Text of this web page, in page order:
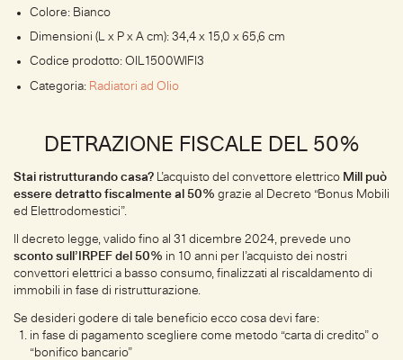
Colore: Bianco
Dimensioni (L x P x A cm): 34,4 x 15,0 x 65,6 cm
Codice prodotto: OIL1500WIFI3
Categoria: Radiatori ad Olio
DETRAZIONE FISCALE DEL 50%
Stai ristrutturando casa? L’acquisto del convettore elettrico Mill può
essere detratto fiscalmente al 50% grazie al Decreto “Bonus Mobili
ed Elettrodomestici”.
Il decreto legge, valido fino al 31 dicembre 2024, prevede uno
sconto sull’IRPEF del 50% in 10 anni per l’acquisto dei nostri
convettori elettrici a basso consumo, finalizzati al riscaldamento di
immobili in fase di ristrutturazione.
Se desideri godere di tale beneficio ecco cosa devi fare:
in fase di pagamento scegliere come metodo “carta di credito” o
“bonifico bancario”